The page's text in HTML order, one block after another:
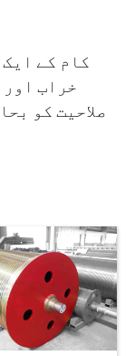
کام کے
خراب
صلاحیت کو